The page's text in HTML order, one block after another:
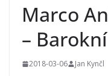
Marco
–
2018-03-06 Jan Kynčl